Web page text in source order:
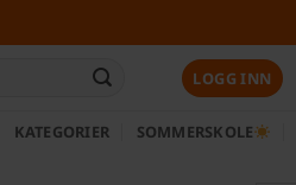
LOGG INN
KATEGORIER SOMMERSKOLE